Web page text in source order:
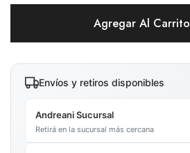
Agregar Al Carrito
Envíos y retiros disponibles
Andreani Sucursal
Retirá en la sucursal más cercana